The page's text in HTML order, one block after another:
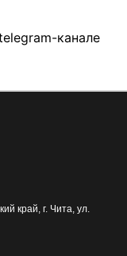
канале
край, г. Чита ул.